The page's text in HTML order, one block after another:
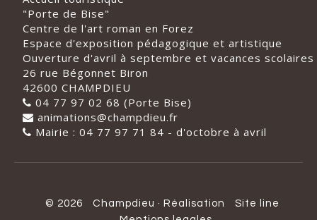
"Porte de Bise"
Centre de l'art roman en Forez
Espace d'exposition pédagogique et artistique
Ouverture d'avril à septembre et vacances scolaires
26 rue Bégonnet Biron
42600 CHAMPDIEU
04 77 97 02 68 (Porte Bise)
animations@champdieu.fr
Mairie : 04 77 97 71 84 - d'octobre à avril
© 2026 Champdieu · Réalisation
Site line